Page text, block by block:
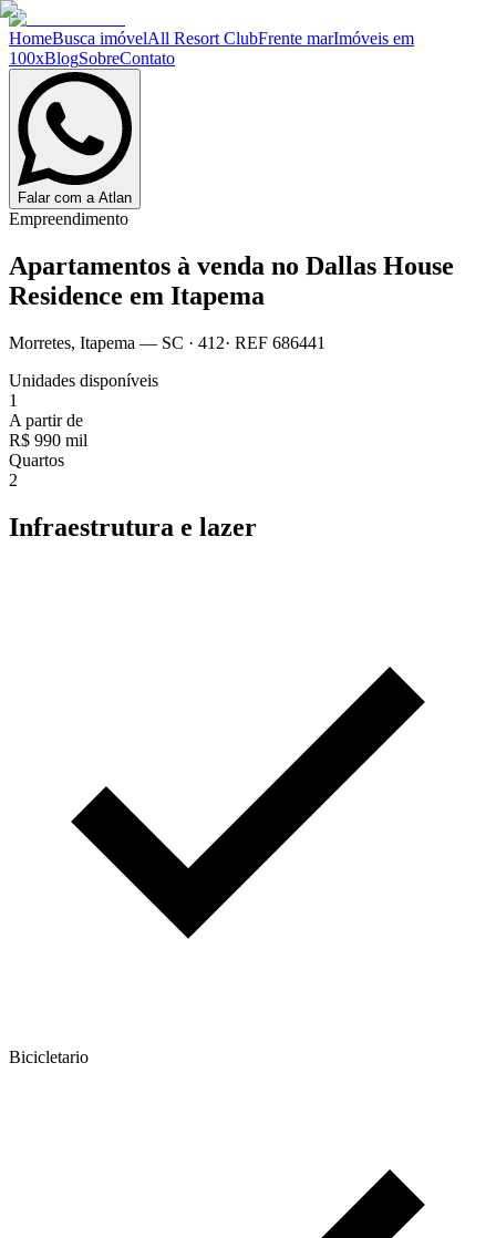
HomeBusca imóvelAll Resort ClubFrente marImóveis em
100xBlogSobreContato
Falar com a Atlan
Empreendimento
Apartamentos à venda no Dallas House
Residence em Itapema
Morretes, Itapema — SC · 412· REF 686441
Unidades disponíveis
1
A partir de
R$ 990 mil
Quartos
2
Infraestrutura e lazer
Bicicletario